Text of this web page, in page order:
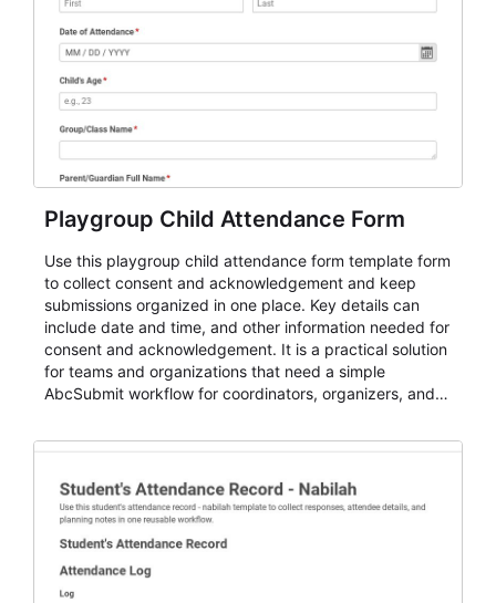
Playgroup Child Attendance Form
Use this playgroup child attendance form template form
to collect consent and acknowledgement and keep
submissions organized in one place. Key details can
include date and time, and other information needed for
consent and acknowledgement. It is a practical solution
for teams and organizations that need a simple
AbcSubmit workflow for coordinators, organizers, and